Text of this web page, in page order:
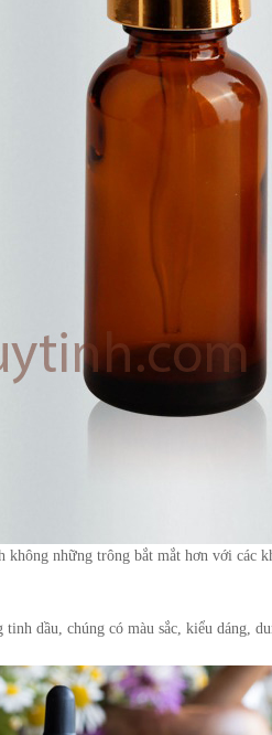
những trông bắt mắt hơn với các
dầu, chúng có màu sắc, kiểu dáng,